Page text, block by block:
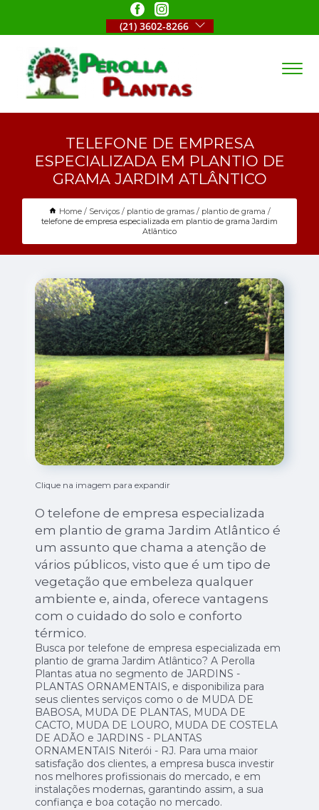
(21) 3602-8266
TELEFONE DE EMPRESA
ESPECIALIZADA EM PLANTIO DE
GRAMA JARDIM ATLÂNTICO
Home Serviços plantio de gramas
plantio de grama
telefone de empresa especializada em plantio de grama Jardim
Atlântico
Clique na imagem para expandir
O telefone de empresa especializada
em plantio de grama Jardim Atlântico é
um assunto que chama a atenção de
vários públicos, visto que é um tipo de
vegetação que embeleza qualquer
ambiente e, ainda, oferece vantagens
com o cuidado do solo e conforto
térmico.
Busca por telefone de empresa especializada em
plantio de grama Jardim Atlântico? A Perolla
Plantas atua no segmento de JARDINS -
PLANTAS ORNAMENTAIS, e disponibiliza para
seus clientes serviços como o de MUDA DE
BABOSA, MUDA DE PLANTAS, MUDA DE
CACTO, MUDA DE LOURO, MUDA DE COSTELA
DE ADÃO e JARDINS - PLANTAS
ORNAMENTAIS Niterói - RJ. Para uma maior
satisfação dos clientes, a empresa busca investir
nos melhores profissionais do mercado, e em
instalações modernas, garantindo assim, a sua
confiança e boa cotação no mercado.